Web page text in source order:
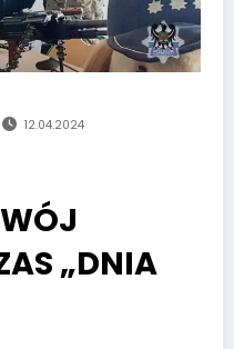
12.04.2024
„DNIA